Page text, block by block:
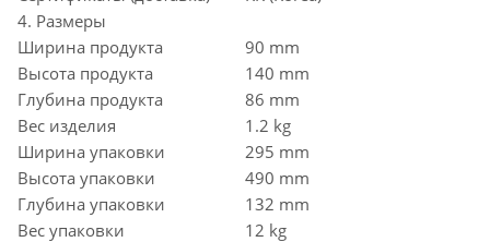
4. Размеры
Ширина продукта
90 mm
Высота продукта
140 mm
Глубина продукта
86 mm
Вес изделия
1.2 kg
Ширина упаковки
295 mm
Высота упаковки
490 mm
Глубина упаковки
132 mm
Вес упаковки
12 kg